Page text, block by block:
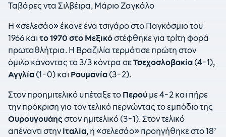
Ταβάρες ντα Σιλβέιρα, Μάριο Ζαγκάλο
Η «σελεσάο» έκανε ένα τσιγάρο στο Παγκόσμιο του
1966 και το 1970 στο Μεξικόστέφθηκε για τρίτη φορά
πρωταθλήτρια. Η Βραζιλία τερμάτισε πρώτη στον
όμιλο κάνοντας το 3/3 κόντρα σεΤσεχοσλοβακία (4-1),
Αγγλία (1-0) και Ρουμανία (3-2).
Στον προημιτελικό υπέταξε το Περού με 4-2 και πήρε
την πρόκριση για τον τελικό περνώντας το εμπόδιο της
Ουρουγουάηςστον ημιτελικό (3-1). Στον τελικό
απέναντι στηνΙταλία, η «σελεσάο» προηγήθηκε στο 18’